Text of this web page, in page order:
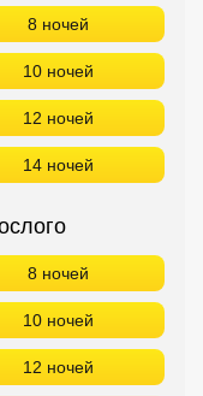
8 ночей
10 ночей
12 ночей
14 ночей
8 ночей
10 ночей
12 ночей